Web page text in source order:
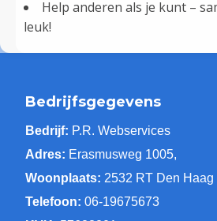
Help anderen als je kunt –
leuk!
Bedrijfsgegevens
Bedrijf: P.R. Webservices
Adres: Erasmusweg 1005,
Woonplaats: 2532 RT Den Haag
Telefoon: 06-19675673